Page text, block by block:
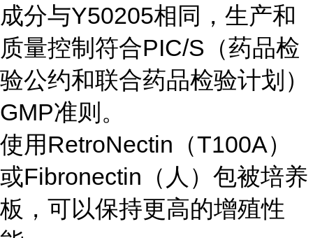
成分与Y50205相同，生产和
质量控制符合PIC/S（药品检
验公约和联合药品检验计划）
GMP准则。
使用RetroNectin（T100A）
或Fibronectin（人）包被培养
板，可以保持更高的增殖性